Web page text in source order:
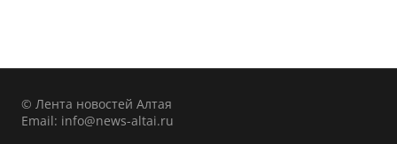
© Лента новостей Алтая
Email: info@news-altai.ru